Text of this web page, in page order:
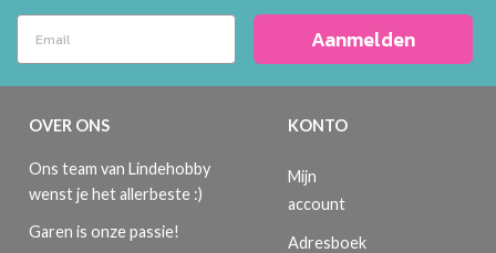
Aanmelden
OVER ONS
Ons team van Lindehobby
wenst je het allerbeste :)
Garen is onze passie!
KONTO
Mijn
account
Adresboek